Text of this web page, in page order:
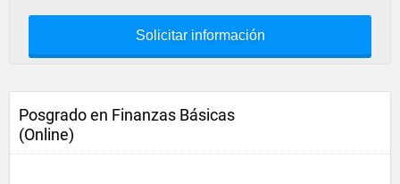
Solicitar información
Posgrado en Finanzas Básicas
(Online)